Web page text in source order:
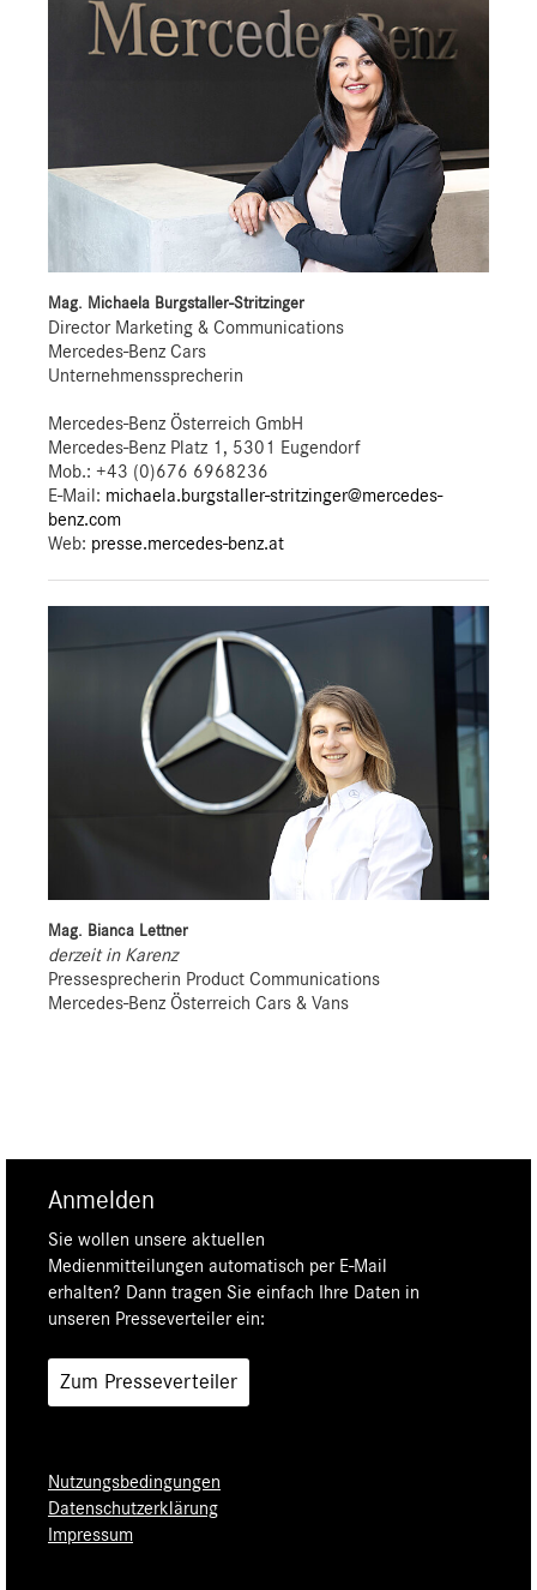
Mag. Michaela Burgstaller-Stritzinger
Director Marketing & Communications
Mercedes-Benz Cars
Unternehmenssprecherin
Mercedes-Benz Österreich GmbH
Mercedes-Benz Platz 1, 5301 Eugendorf
Mob.: +43 (0)676 6968236
E-Mail: michaela.burgstaller-stritzinger@mercedes-
benz.com
Web: presse.mercedes-benz.at
Mag. Bianca Lettner
derzeit in Karenz
Pressesprecherin Product Communications
Mercedes-Benz Österreich Cars & Vans
Anmelden
Sie wollen unsere aktuellen
Medienmitteilungen automatisch per E-Mail
erhalten? Dann tragen Sie einfach Ihre Daten in
unseren Presseverteiler ein:
Zum Presseverteiler
Nutzungsbedingungen
Datenschutzerklärung
Impressum